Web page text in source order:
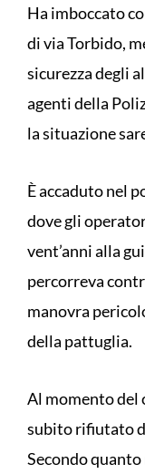
Ha imboccato
di via Torbido,
sicurezza degli
agenti della
la situazione
È accaduto nel
dove gli
vent’anni alla
percorreva
manovra
della pattuglia.
Al momento del
subito rifiutato
Secondo